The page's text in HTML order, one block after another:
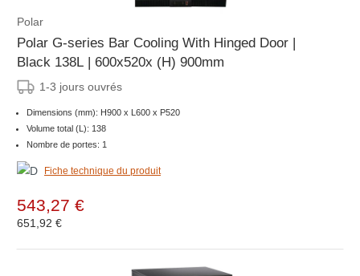
Polar
Polar G-series Bar Cooling With Hinged Door |
Black 138L | 600x520x (H) 900mm
1-3 jours ouvrés
Dimensions (mm): H900 x L600 x P520
Volume total (L): 138
Nombre de portes: 1
Fiche technique du produit
543,27 €
651,92 €